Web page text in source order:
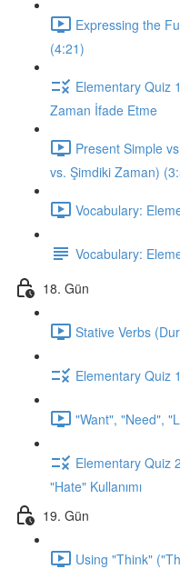
Expressing the
(4:21)
Elementary Quiz
Zaman İfade Etme
Present Simple
vs. Şimdiki Zaman)
Vocabulary:
Vocabulary:
18. Gün
Stative Verbs
Elementary Quiz
"Want", "Need",
Elementary Quiz
"Hate" Kullanımı
19. Gün
Using "Think"